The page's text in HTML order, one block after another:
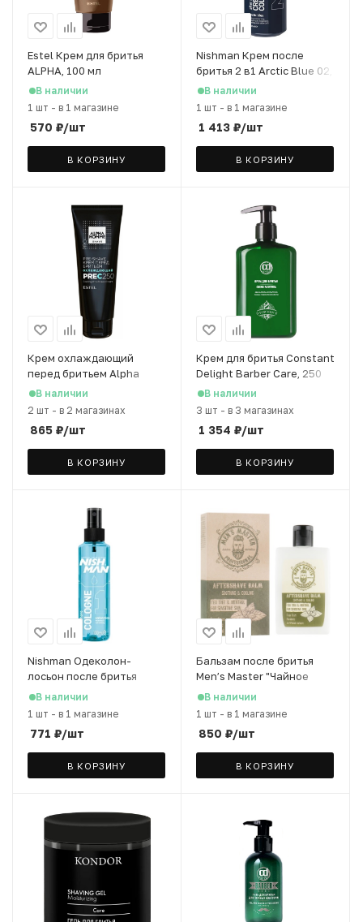
Estel Крем для бритья
ALPHA, 100 мл
В наличии
1 шт - в 1 магазине
570 ₽/шт
В КОРЗИНУ
Nishman Крем после
бритья 2 в1 Arctic Blue 02,
200 мл
В наличии
1 шт - в 1 магазине
1 413 ₽/шт
В КОРЗИНУ
Крем охлаждающий
перед бритьем Alpha
Homme Estel, 250 мл
В наличии
2 шт - в 2 магазинах
865 ₽/шт
В КОРЗИНУ
Крем для бритья Constant
Delight Barber Care, 250
млВ наличии
3 шт - в 3 магазинах
1 354 ₽/шт
В КОРЗИНУ
Nishman Одеколон-
лосьон после бритья
Antarctica 01, 100 мл
В наличии
1 шт - в 1 магазине
771 ₽/шт
В КОРЗИНУ
Бальзам после бритья
Men’s Master "Чайное
дерево и ментол", 120 мл
В наличии
1 шт - в 1 магазине
850 ₽/шт
В КОРЗИНУ